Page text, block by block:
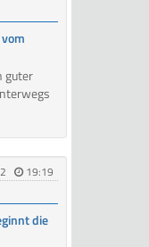
guter
19:19
die